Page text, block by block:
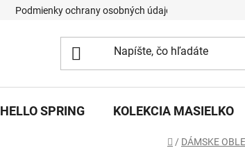
Podmienky ochrany osobných údajov
HELLO SPRING KOLEKCIA MASIELKO
Domov
/ DÁMSKE